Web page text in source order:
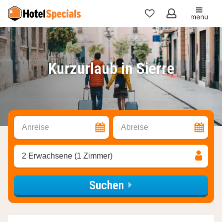
Meine
Favoriten
menu
Kurzurlaub in Sierre
Anreise Abreise
2 Erwachsene (1 Zimmer)
Suchen